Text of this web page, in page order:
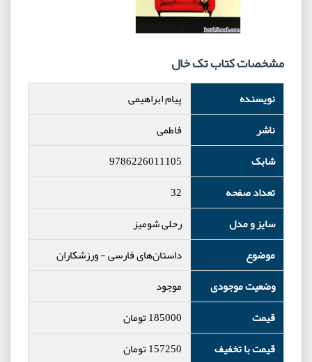
مشخصات کتاب تک خال
نویسنده
پیام ابراهیمی
ناشر
فاطمی
شابک
9786226011105
تعداد صفحه
32
سایز و مدل
رحلی شومیز
موضوع
داستان‌های فارسی-ورزشکاران
وضعیت موجودی
موجود
قیمت
185000تومان
قیمت با تخفیف
157250تومان